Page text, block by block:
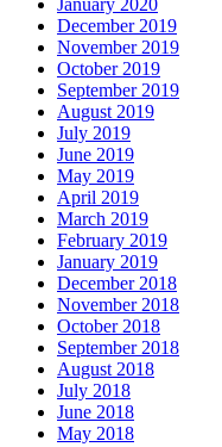
January 2020
December 2019
November 2019
October 2019
September 2019
August 2019
July 2019
June 2019
May 2019
April 2019
March 2019
February 2019
January 2019
December 2018
November 2018
October 2018
September 2018
August 2018
July 2018
June 2018
May 2018